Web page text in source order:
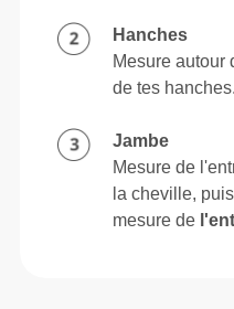
Hanches
Mesure autour
de tes hanches.
Jambe
Mesure de
la cheville,
mesure de